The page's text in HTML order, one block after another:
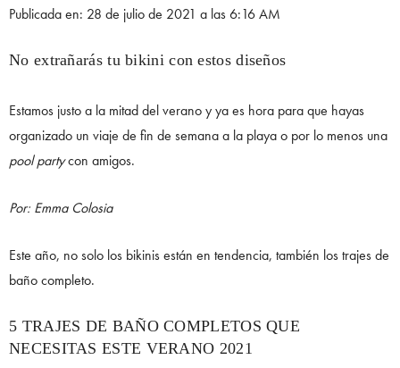
Publicada en: 28 de julio de 2021 a las 6:16 AM
No extrañarás tu bikini con estos diseños
Estamos justo a la mitad del verano y ya es hora para que hayas
organizado un viaje de fin de semana a la playa o por lo menos una
pool partycon amigos.
Por: Emma Colosia
Este año, no solo los bikinis están en tendencia, también los trajes de
baño completo.
5 TRAJES DE BAÑO COMPLETOS QUE
NECESITAS ESTE VERANO 2021